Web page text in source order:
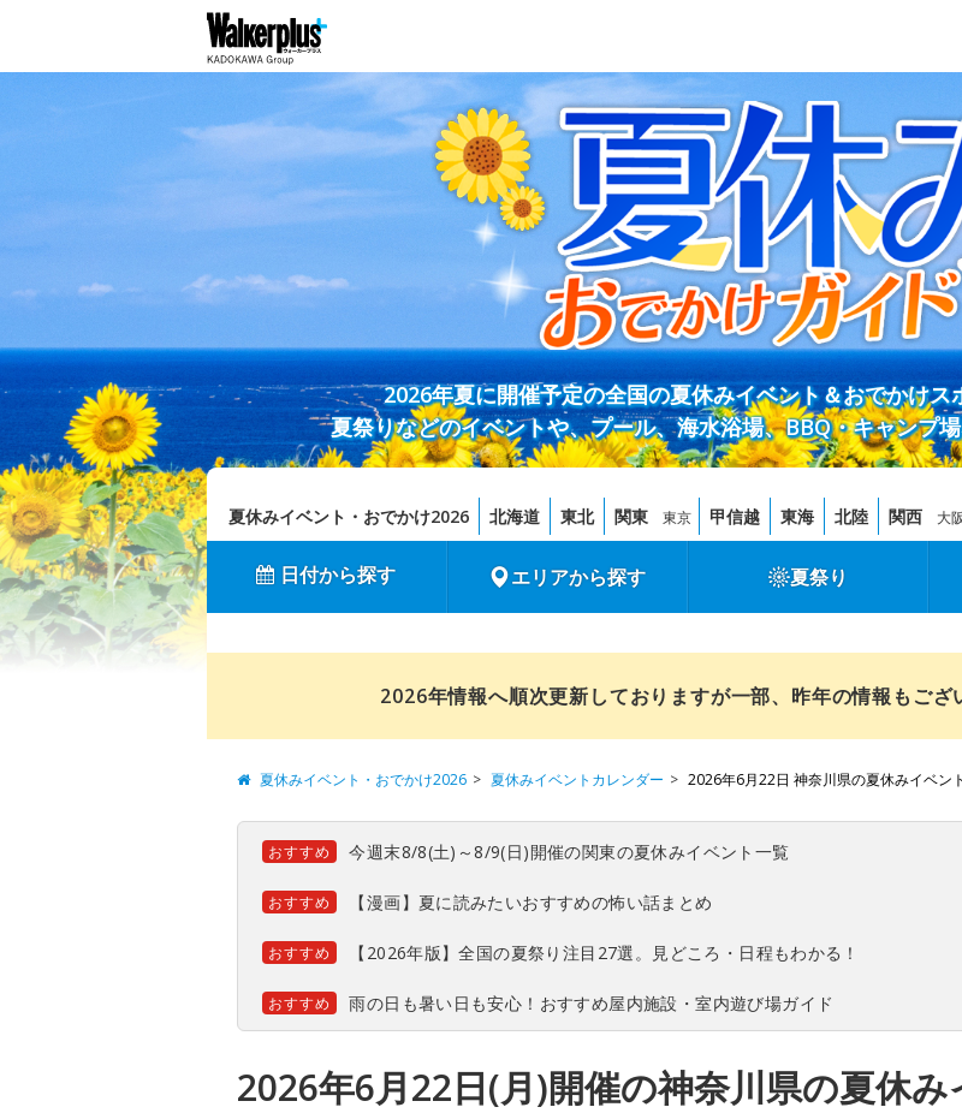
2026年夏に開催予定の全国の夏休みイベント＆おでかけ
夏祭りなどのイベントや、プール、海水浴場、BBQ・キャンプ
夏休みイベント・おでかけ2026 北海道 東北 関東 東京 甲信越 東海 北陸 関西 大
日付から探す エリアから探す 夏祭り
2026年情報へ順次更新しておりますが一部、昨年の情報もござ
夏休みイベント・おでかけ2026 夏休みイベントカレンダー 2026年6月22日 神奈川県の夏休みイベント
おすすめ 今週末8/8(土)～8/9(日)開催の関東の夏休みイベント一覧
おすすめ 【漫画】夏に読みたいおすすめの怖い話まとめ
おすすめ 【2026年版】全国の夏祭り注目27選。見どころ・日程もわかる！
おすすめ 雨の日も暑い日も安心！おすすめ屋内施設・室内遊び場ガイド
2026年6月22日(月)開催の神奈川県の夏休み